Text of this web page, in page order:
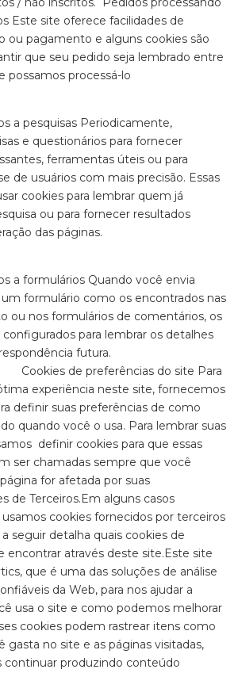
Este site oferece facilidades de
ou pagamento e alguns cookies são
que seu pedido seja lembrado entre
possamos processá-lo
a pesquisas Periodicamente,
e questionários para fornecer
ferramentas úteis ou para
de usuários com mais precisão. Essas
cookies para lembrar quem já
ou para fornecer resultados
a alteração das páginas.
a formulários Quando você envia
formulário como os encontrados nas
ou nos formulários de comentários, os
para lembrar os detalhes
correspondência futura.
do site Para
experiência neste site, fornecemos
definir suas preferências de como
quando você o usa. Para lembrar suas
definir cookies para que essas
ser chamadas sempre que você
for afetada por suas
de Terceiros.Em alguns casos
cookies fornecidos por terceiros
seguir detalha quais cookies de
encontrar através deste site.Este site
que é uma das soluções de análise
​​da Web, para nos ajudar a
usa o site e como podemos melhorar
cookies podem rastrear itens como
no site e as páginas visitadas,
continuar produzindo conteúdo